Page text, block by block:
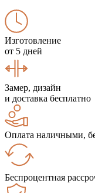
Изготовление
от 5 дней
Замер, дизайн
и доставка бесплатно
Оплата наличными,
Беспроцентная